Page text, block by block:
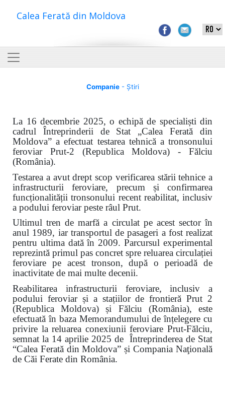
Calea Ferată din Moldova
Companie- Știri
La 16 decembrie 2025, o echipă de specialiști din
cadrul Întreprinderii de Stat „Calea Ferată din
Moldova” a efectuat testarea tehnică a tronsonului
feroviar Prut-2 (Republica Moldova) - Fălciu
(România).
Testarea a avut drept scop verificarea stării tehnice a
infrastructurii feroviare, precum și confirmarea
funcționalității tronsonului recent reabilitat, inclusiv
a podului feroviar peste râul Prut.
Ultimul tren de marfă a circulat pe acest sector în
anul 1989, iar transportul de pasageri a fost realizat
pentru ultima dată în 2009. Parcursul experimental
reprezintă primul pas concret spre reluarea circulației
feroviare pe acest tronson, după o perioadă de
inactivitate de mai multe decenii.
Reabilitarea infrastructurii feroviare, inclusiv a
podului feroviar și a stațiilor de frontieră Prut 2
(Republica Moldova) și Fălciu (România), este
efectuată în baza Memorandumului de înțelegere cu
privire la reluarea conexiunii feroviare Prut-Fălciu,
semnat la 14 aprilie 2025 de Întreprinderea de Stat
“Calea Ferată din Moldova” și Compania Naţională
de Căi Ferate din România.